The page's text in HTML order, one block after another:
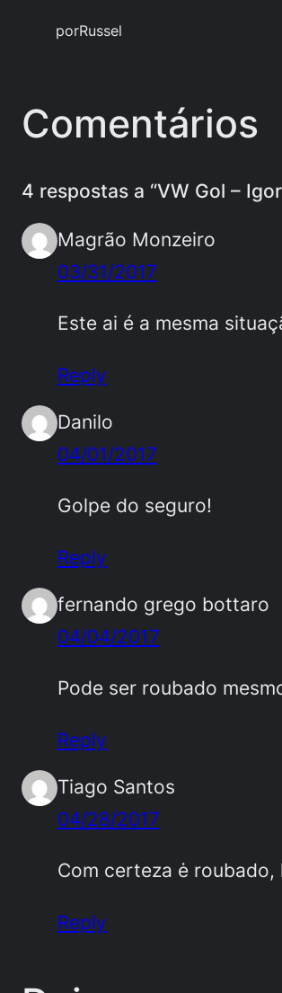
porRussel
Comentários
4 respostas a “VW Gol –
Magrão Monzeiro
03/31/2017
Este ai é a mesma
Reply
Danilo
04/01/2017
Golpe do seguro!
Reply
fernando grego bottaro
04/04/2017
Pode ser roubado
Reply
Tiago Santos
04/28/2017
Com certeza ė
Reply